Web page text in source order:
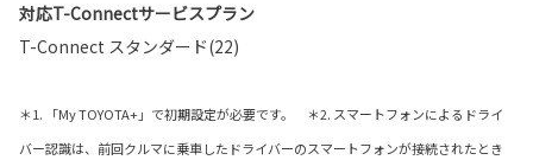
対応T-Connectサービスプラン
T-Connect スタンダード(22)
＊1. 「My TOYOTA+」で初期設定が必要です。 ＊2. スマートフォンによるドライ
バー認識は、前回クルマに乗車したドライバーのスマートフォンが接続されたとき